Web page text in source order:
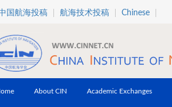
国航海投稿 航海技术投稿 Chinese
About CIN Academic Exchanges